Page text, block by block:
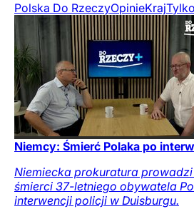
Polska Do RzeczyOpinieKraj
Niemcy: Śmierć Polaka po
Niemiecka prokuratura
śmierci 37-letniego obywatela
interwencji policji w Duisburgu.